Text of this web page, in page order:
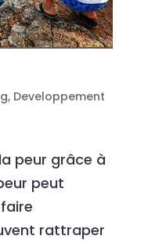
, Developpement
peur grâce à
peut
rattraper